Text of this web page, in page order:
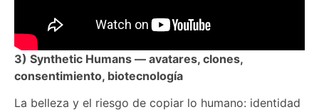
3) Synthetic Humans — avatares, clones,
consentimiento, biotecnología
La belleza y el riesgo de copiar lo humano: identidad